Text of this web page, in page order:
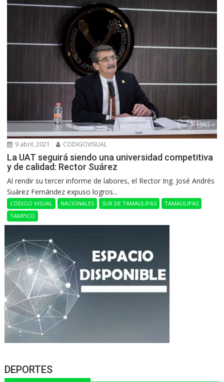
9 abril, 2021 CODIGOVISUAL
La UAT seguirá siendo una universidad competitiva
y de calidad: Rector Suárez
Al rendir su tercer informe de labores, el Rector Ing. José Andrés
Suárez Fernández expuso logros...
CÓDIGO VISUAL NACIONALES SUR DE TAMAULIPAS
TAMAULIPAS
TAMPICO
DEPORTES